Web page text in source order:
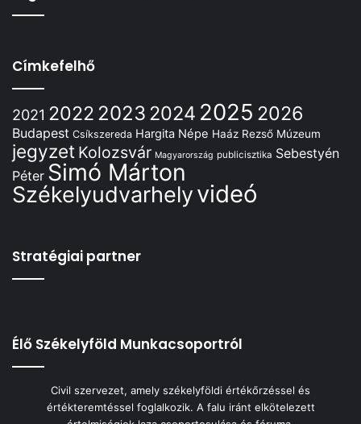
Címkefelhő
2021 2022 2023 2024 2025 2026
Budapest Csíkszereda Hargita Népe Haáz Rezső Múzeum
jegyzet Kolozsvár Magyarország publicisztika Sebestyén
Péter Simó Márton
Székelyudvarhelyvideó
Stratégiai partner
Élő Székelyföld Munkacsoportról
Civil szervezet, amely székelyföldi értékőrzéssel és
értékteremtéssel foglalkozik. A falu iránt elkötelezett